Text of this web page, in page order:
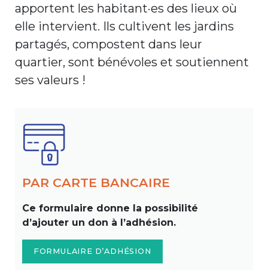
apportent les habitant·es des lieux où
elle intervient. Ils cultivent les jardins
partagés, compostent dans leur
quartier, sont bénévoles et soutiennent
ses valeurs !
PAR CARTE BANCAIRE
Ce formulaire donne la possibilité
d’ajouter un don à l’adhésion.
FORMULAIRE D’ADHÉSION